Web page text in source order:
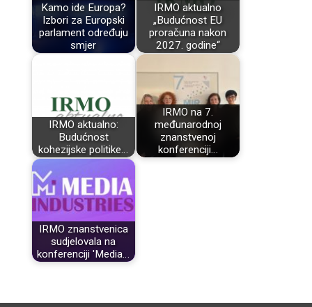
Kamo ide Europa?
Izbori za Europski
parlament određuju
smjer
IRMO aktualno
„Budućnost EU
proračuna nakon
2027. godine“
IRMO aktualno:
Budućnost
kohezijske politike…
IRMO na 7.
međunarodnoj
znanstvenoj
konferenciji…
IRMO znanstvenica
sudjelovala na
konferenciji 'Media…